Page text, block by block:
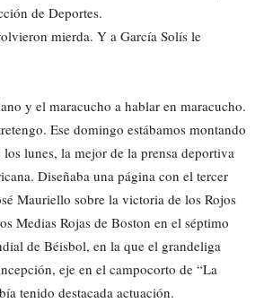
de Deportes.
mierda. Y a García Solís le
y el maracucho a hablar en maracucho.
Ese domingo estábamos montando
lunes, la mejor de la prensa deportiva
Diseñaba una página con el tercer
Mauriello sobre la victoria de los Rojos
Medias Rojas de Boston en el séptimo
de Béisbol, en la que el grandeliga
eje en el campocorto de “La
tenido destacada actuación.